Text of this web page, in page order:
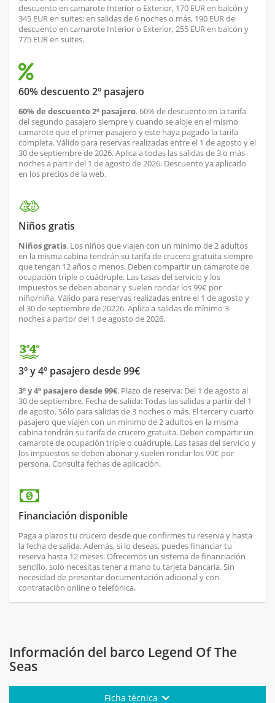
descuento en camarote Interior o Exterior, 170 EUR en balcón y
345 EUR en suites; en salidas de 6 noches o más, 190 EUR de
descuento en camarote Interior o Exterior, 255 EUR en balcón y
775 EUR en suites.
60% descuento 2º pasajero
60% de descuento 2º pasajero. 60% de descuento en la tarifa
del segundo pasajero siempre y cuando se aloje en el mismo
camarote que el primer pasajero y este haya pagado la tarifa
completa. Válido para reservas realizadas entre el 1 de agosto y el
30 de septiembre de 2026. Aplica a todas las salidas de 3 o más
noches a partir del 1 de agosto de 2026. Descuento ya aplicado
en los precios de la web.
Niños gratis
Niños gratis. Los niños que viajen con un mínimo de 2 adultos
en la misma cabina tendrán su tarifa de crucero gratuita siempre
que tengan 12 años o menos. Deben compartir un camarote de
ocupación triple o cuádruple. Las tasas del servicio y los
impuestos se deben abonar y suelen rondar los 99€ por
niño/niña. Válido para reservas realizadas entre el 1 de agosto y
el 30 de septiembre de 20226. Aplica a salidas de mínimo 3
noches a partor del 1 de agosto de 2026.
3º y 4º pasajero desde 99€
3º y 4º pasajero desde 99€. Plazo de reserva: Del 1 de agosto al
30 de septiembre. Fecha de salida: Todas las salidas a partir del 1
de agosto. Sólo para salidas de 3 noches o más. El tercer y cuarto
pasajero que viajen con un mínimo de 2 adultos en la misma
cabina tendrán su tarifa de crucero gratuita. Deben compartir un
camarote de ocupación triple o cuádruple. Las tasas del servicio y
los impuestos se deben abonar y suelen rondar los 99€ por
persona. Consulta fechas de aplicación.
Financiación disponible
Paga a plazos tu crucero desde que confirmes tu reserva y hasta
la fecha de salida. Además, si lo deseas, puedes financiar tu
reserva hasta 12 meses. Ofrecemos un sistema de financiación
sencillo, solo necesitas tener a mano tu tarjeta bancaria. Sin
necesidad de presentar documentación adicional y con
contratación online o telefónica.
Información del barco Legend Of The
Seas
Ficha técnica